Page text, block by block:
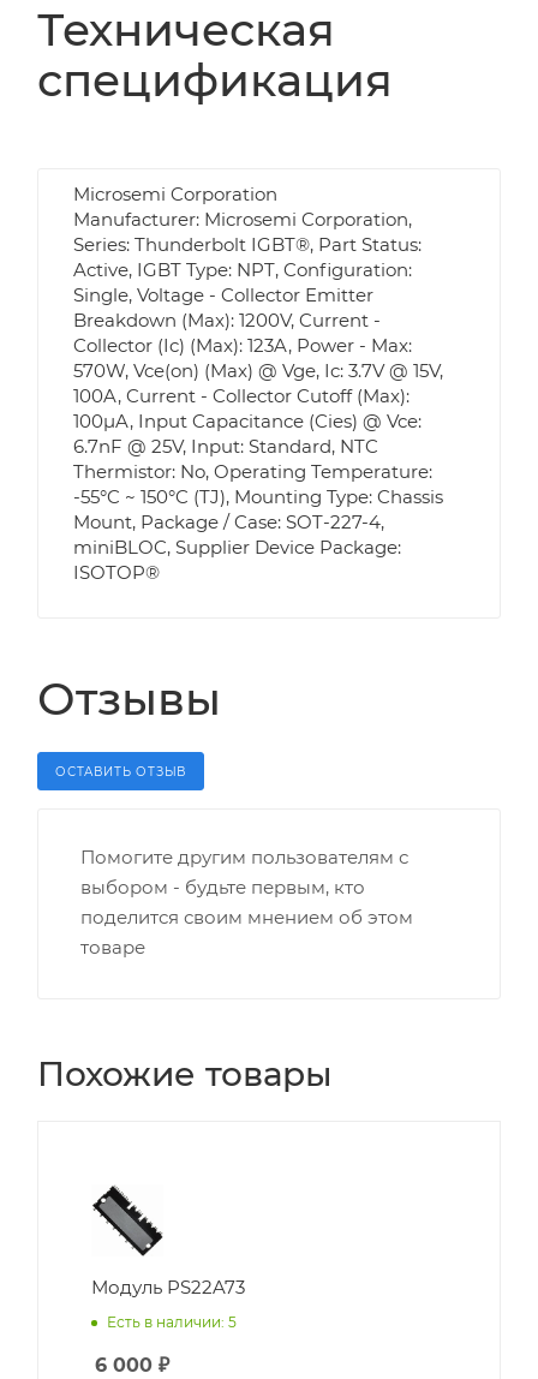
Техническая
спецификация
Microsemi Corporation
Manufacturer: Microsemi Corporation,
Series: Thunderbolt IGBT®, Part Status:
Active, IGBT Type: NPT, Configuration:
Single, Voltage - Collector Emitter
Breakdown (Max): 1200V, Current -
Collector (Ic) (Max): 123A, Power - Max:
570W, Vce(on) (Max) @ Vge, Ic: 3.7V @ 15V,
100A, Current - Collector Cutoff (Max):
100µA, Input Capacitance (Cies) @ Vce:
6.7nF @ 25V, Input: Standard, NTC
Thermistor: No, Operating Temperature:
-55°C ~ 150°C (TJ), Mounting Type: Chassis
Mount, Package / Case: SOT-227-4,
miniBLOC, Supplier Device Package:
ISOTOP®
Отзывы
ОСТАВИТЬ ОТЗЫВ
Помогите другим пользователям с
выбором - будьте первым, кто
поделится своим мнением об этом
товаре
Похожие товары
Модуль PS22A73
Есть в наличии: 5
6 000 ₽